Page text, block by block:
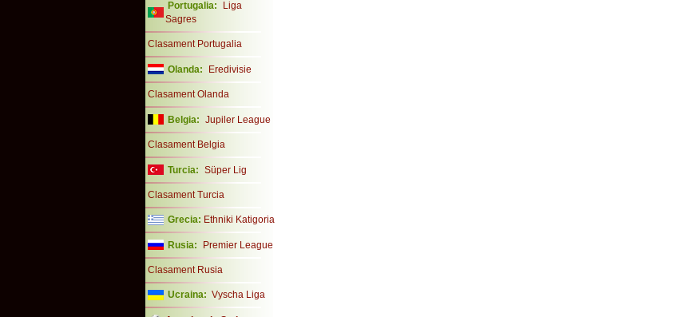
Portugalia:
Liga
Sagres
Clasament Portugalia
Olanda: Eredivisie
Clasament Olanda
Belgia: Jupiler League
Clasament Belgia
Turcia: Süper Lig
Clasament Turcia
Grecia: Ethniki Katigoria
Rusia: Premier League
Clasament Rusia
Ucraina: Vyscha Liga